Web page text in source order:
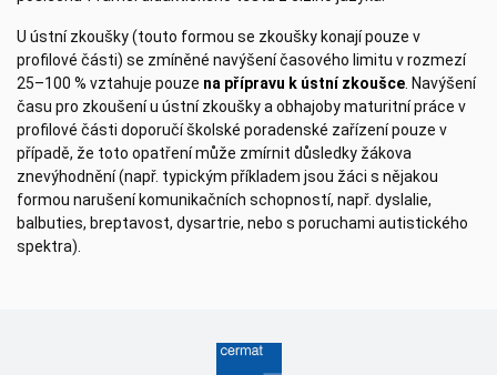
U ústní zkoušky (touto formou se zkoušky konají pouze v
profilové části) se zmíněné navýšení časového limitu v rozmezí
25–100 % vztahuje pouze na přípravu k ústní zkoušce . Navýšení
času pro zkoušení u ústní zkoušky a obhajoby maturitní práce v
profilové části doporučí školské poradenské zařízení pouze v
případě, že toto opatření může zmírnit důsledky žákova
znevýhodnění (např. typickým příkladem jsou žáci s nějakou
formou narušení komunikačních schopností, např. dyslalie,
balbuties, breptavost, dysartrie, nebo s poruchami autistického
spektra).